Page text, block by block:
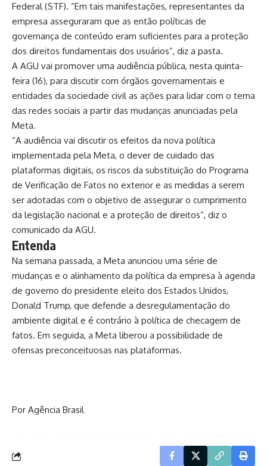
Federal (STF). “Em tais manifestações, representantes da
empresa asseguraram que as então políticas de
governança de conteúdo eram suficientes para a proteção
dos direitos fundamentais dos usuários”, diz a pasta.
A AGU vai promover uma audiência pública, nesta quinta-
feira (16), para discutir com órgãos governamentais e
entidades da sociedade civil as ações para lidar com o tema
das redes sociais a partir das mudanças anunciadas pela
Meta.
“A audiência vai discutir os efeitos da nova política
implementada pela Meta, o dever de cuidado das
plataformas digitais, os riscos da substituição do Programa
de Verificação de Fatos no exterior e as medidas a serem
ser adotadas com o objetivo de assegurar o cumprimento
da legislação nacional e a proteção de direitos”, diz o
comunicado da AGU.
Entenda
Na semana passada, a Meta anunciou uma série de
mudanças e o alinhamento da política da empresa à agenda
de governo do presidente eleito dos Estados Unidos,
Donald Trump, que defende a desregulamentação do
ambiente digital e é contrário à política de checagem de
fatos. Em seguida, a Meta liberou a possibilidade de
ofensas preconceituosas nas plataformas.
Por Agência Brasil